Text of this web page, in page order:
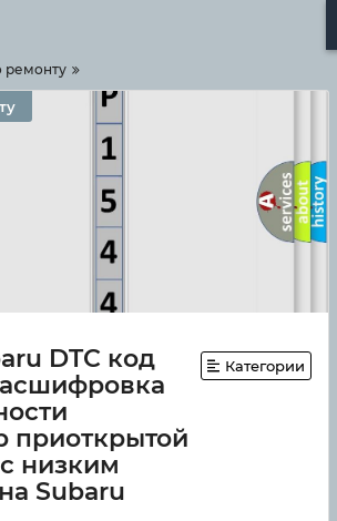
ремонту
DTC код
приоткрытой
низким
Subaru
Категории